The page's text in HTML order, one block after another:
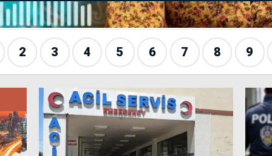
2 3 4 5 6 7 8 9